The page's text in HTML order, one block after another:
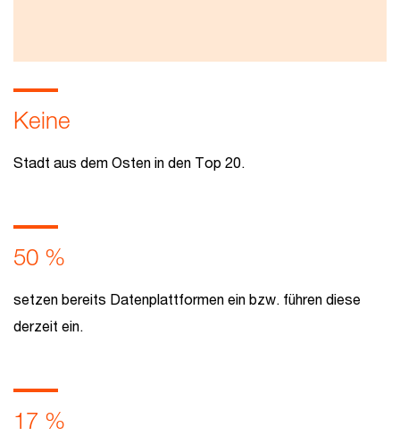
Keine
Stadt aus dem Osten in den Top 20.
50 %
setzen bereits Datenplattformen ein bzw. führen diese
derzeit ein.
17 %